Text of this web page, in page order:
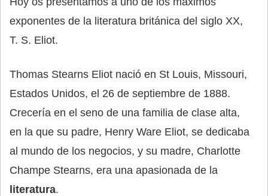
exponentes de la literatura británica del siglo XX,
T. S. Eliot.
Thomas Stearns Eliot nació en St Louis, Missouri,
Estados Unidos, el 26 de septiembre de 1888.
Crecería en el seno de una familia de clase alta,
en la que su padre, Henry Ware Eliot, se dedicaba
al mundo de los negocios, y su madre, Charlotte
Champe Stearns, era una apasionada de la
literatura.